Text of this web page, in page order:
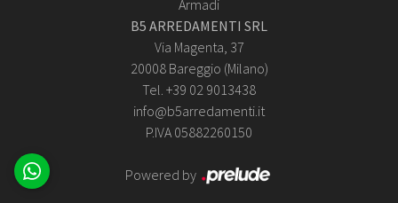
Armadi
B5 ARREDAMENTI SRL
Via Magenta, 37
20008 Bareggio (Milano)
Tel. +39 02 9013438
info@b5arredamenti.it
P.IVA 05882260150
Powered by